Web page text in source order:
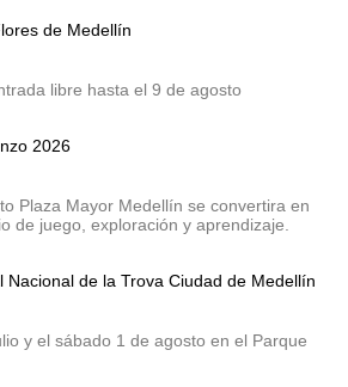
de Medellín
libre hasta el 9 de agosto
2026
Plaza Mayor Medellín se convertira en
de juego, exploración y aprendizaje.
Nacional de la Trova Ciudad de Medellín
y el sábado 1 de agosto en el Parque